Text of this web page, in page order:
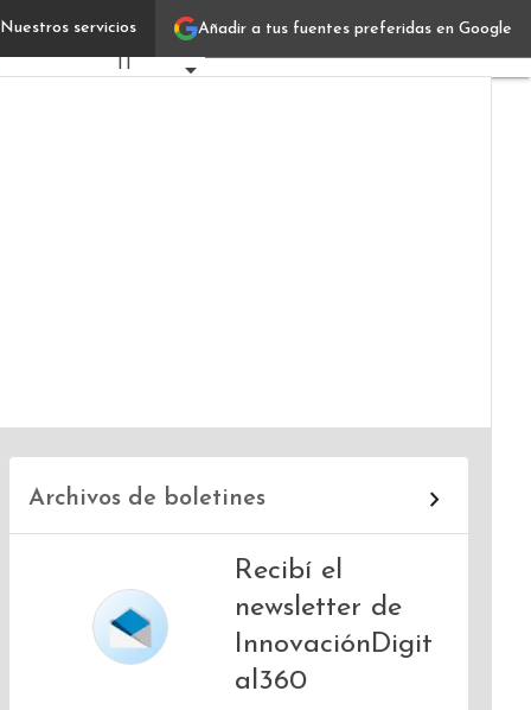
Añadir a tus fuentes preferidas en Google
Nuestros servicios
Diego CrignaVerticales
IT
Archivos de boletines
Recibí el
newsletter de
InnovaciónDigit
al360